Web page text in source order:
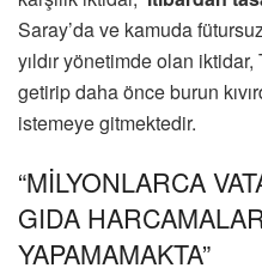
Saray’da ve kamuda
yıldır yönetimde olan
getirip daha önce burun
istemeye gitmektedir.
“MİLYONLARCA
GIDA
YAPAMAMAKTA”